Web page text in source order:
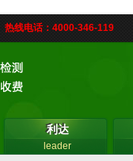
热线电话：4000-346-119
利达
利达
leader